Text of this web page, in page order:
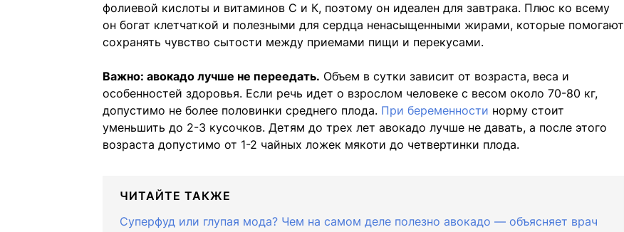
фолиевой кислоты и витаминов С и К, поэтому он идеален для завтрака. Плюс ко всему
он богат клетчаткой и полезными для сердца ненасыщенными жирами, которые помогают
сохранять чувство сытости между приемами пищи и перекусами.
Важно: авокадо лучше не переедать. Объем в сутки зависит от возраста, веса и
особенностей здоровья. Если речь идет о взрослом человеке с весом около 70-80 кг,
допустимо не более половинки среднего плода. При беременности норму стоит
уменьшить до 2-3 кусочков. Детям до трех лет авокадо лучше не давать, а после этого
возраста допустимо от 1-2 чайных ложек мякоти до четвертинки плода.
ЧИТАЙТЕ ТАКЖЕ
Суперфуд или глупая мода? Чем на самом деле полезно авокадо — объясняет врач